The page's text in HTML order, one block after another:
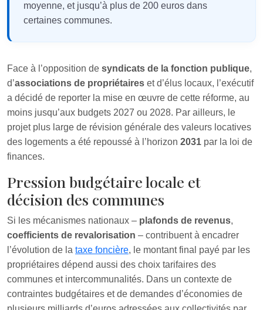
moyenne, et jusqu’à plus de 200 euros dans
certaines communes.
Face à l’opposition de syndicats de la fonction publique,
d’associations de propriétaires et d’élus locaux, l’exécutif
a décidé de reporter la mise en œuvre de cette réforme, au
moins jusqu’aux budgets 2027 ou 2028. Par ailleurs, le
projet plus large de révision générale des valeurs locatives
des logements a été repoussé à l’horizon 2031 par la loi de
finances.
Pression budgétaire locale et
décision des communes
Si les mécanismes nationaux – plafonds de revenus,
coefficients de revalorisation – contribuent à encadrer
l’évolution de la taxe foncière, le montant final payé par les
propriétaires dépend aussi des choix tarifaires des
communes et intercommunalités. Dans un contexte de
contraintes budgétaires et de demandes d’économies de